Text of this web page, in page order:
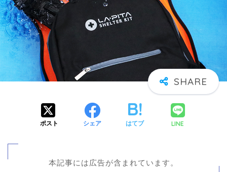
ポスト シェア はてブ LINE
本記事には広告が含まれています。